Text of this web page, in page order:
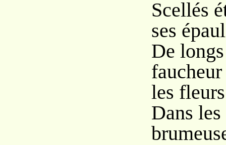
Scellés
ses
De
les
Dans les